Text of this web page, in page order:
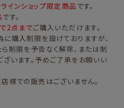
インショップ限定商品 です。
です。
2点までご購入いただけます。
購入制限を設けておりますが、
制限を予告なく解除、または制
います。予めご了承をお願いい
様での販売はございません。